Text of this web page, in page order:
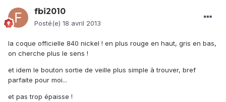
fbi2010
Posté(e) 18 avril 2013
la coque officielle 840 nickel ! en plus rouge en haut, gris en bas,
on cherche plus le sens !
et idem le bouton sortie de veille plus simple à trouver, bref
parfaite pour moi...
et pas trop épaisse !